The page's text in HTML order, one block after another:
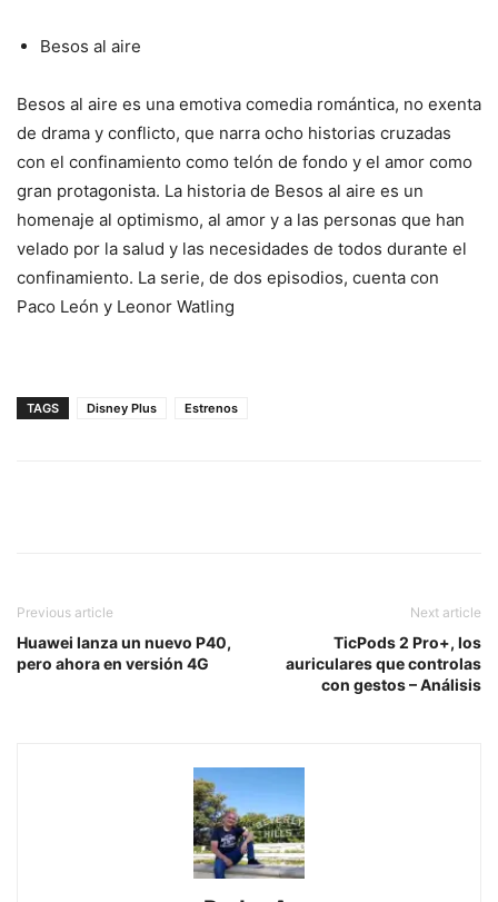
Besos al aire
Besos al aire es una emotiva comedia romántica, no exenta
de drama y conflicto, que narra ocho historias cruzadas
con el confinamiento como telón de fondo y el amor como
gran protagonista. La historia de Besos al aire es un
homenaje al optimismo, al amor y a las personas que han
velado por la salud y las necesidades de todos durante el
confinamiento. La serie, de dos episodios, cuenta con
Paco León y Leonor Watling
TAGS Disney Plus Estrenos
Previous article
Huawei lanza un nuevo P40,
pero ahora en versión 4G
Next article
TicPods 2 Pro+, los
auriculares que controlas
con gestos – Análisis